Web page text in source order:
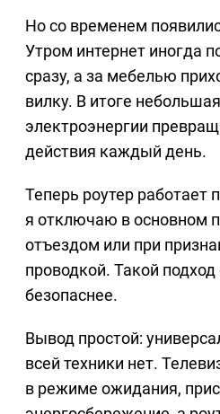
Но со временем
Утром интернет иногда
сразу, а за мебелью
вилку. В итоге
электроэнергии
действия каждый день.
Теперь роутер работает
я отключаю в основном
отъездом или при
проводкой. Такой
безопаснее.
Вывод простой:
всей техники нет.
в режиме ожидания,